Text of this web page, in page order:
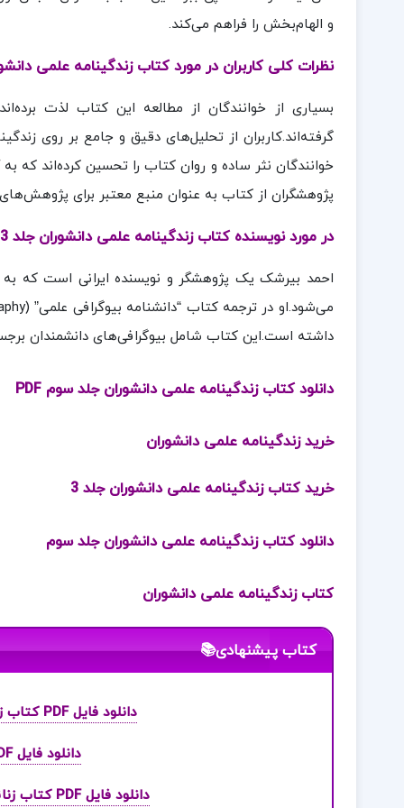
و الهام‌بخش را فراهم می‌کند.
نظرات کلی کاربران در مورد کتاب زندگینامه علمی دانشوران جلد 3
بسیاری از خوانندگان از مطالعه این کتاب لذت
گرفته‌اند.کاربران از تحلیل‌های دقیق و جامع بر روی
خوانندگان نثر ساده و روان کتاب را تحسین کرده‌اند که
پژوهشگران از کتاب به عنوان منبع معتبر برای پژوهش‌های
در مورد نویسنده کتاب زندگینامه علمی دانشوران جلد 3 احمد بیرشک:
احمد بیرشک یک پژوهشگر و نویسنده ایرانی است که
داشته است.این کتاب شامل بیوگرافی‌های دانشمندان
دانلود کتاب زندگینامه علمی دانشوران جلد سوم PDF
خرید زندگینامه علمی دانشوران
خرید کتاب زندگینامه علمی دانشوران جلد 3
دانلود کتاب زندگینامه علمی دانشوران جلد سوم
کتاب زندگینامه علمی دانشوران
کتاب پیشنهادی📚
دانلود فایل PDF کتاب زندگینامه علمی دانشوران جلد 4 احمد بیرشک
دانلود فایل PDF کتاب زنجیر عشق دفنه دوموریه
دانلود فایل PDF کتاب زنانی که با گرگها می دوند کلاریسا پینکولا استس